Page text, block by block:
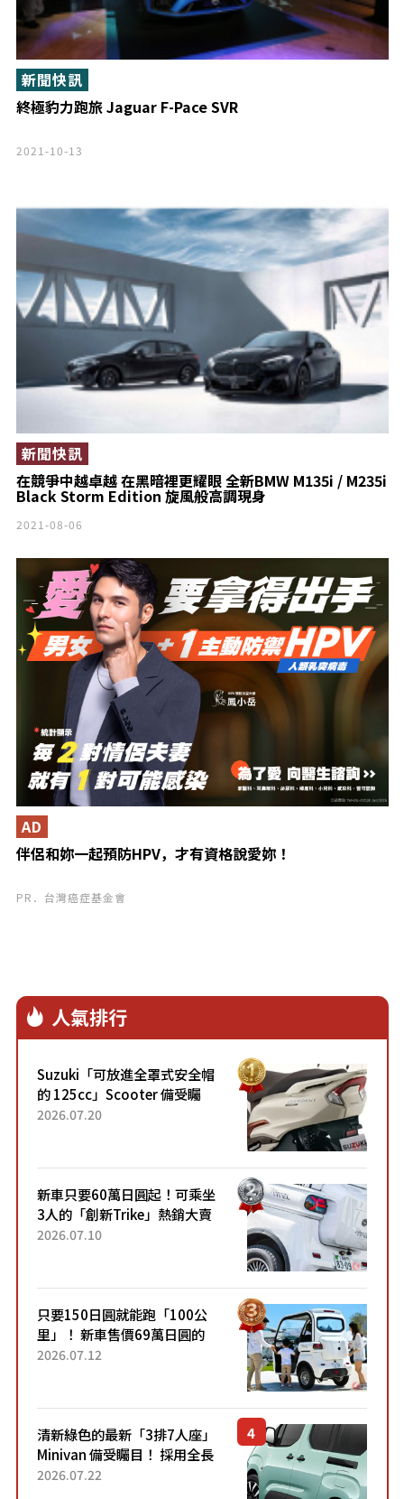
終極豹力跑旅 Jaguar F-Pace SVR
新聞快訊
2021-10-13
在競爭中越卓越 在黑暗裡更耀眼 全新BMW M135i / M235i
Black Storm Edition 旋風般高調現身
新聞快訊
2021-08-06
伴侶和妳一起預防HPV，才有資格說愛妳！
AD
PR．台灣癌症基金會
人氣排行
Suzuki「可放進全罩式安全帽
的 125cc」Scooter 備受矚
目！採用全新流線設計與各項
2026.07.20
新車只要60萬日圓起！可乘坐
3人的「創新Trike」熱銷大賣
成為人氣車款！「養車成本真
2026.07.10
只要150日圓就能跑「100公
里」！ 新車售價69萬日圓的
「3人座」Trike大受歡迎！ 順
2026.07.12
清新綠色的最新「3排7人座」
Minivan 備受矚目！ 採用全長
4.7公尺剛剛好的車身尺寸與
2026.07.22